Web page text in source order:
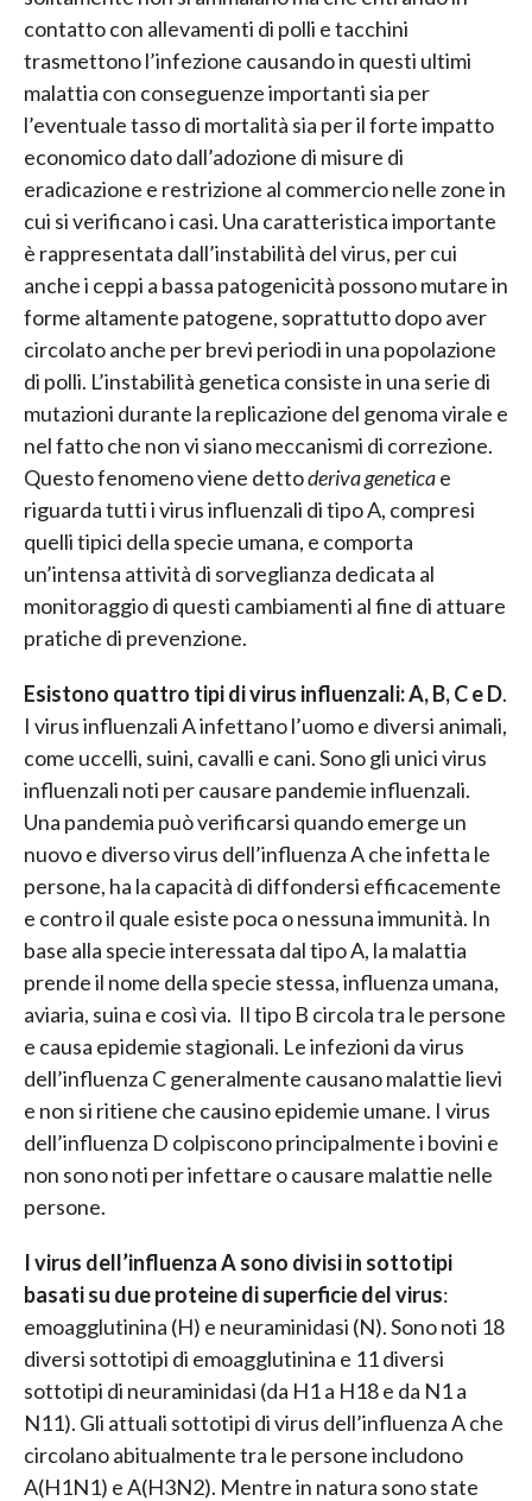
contatto con allevamenti di polli e tacchini
trasmettono l’infezione causando in questi ultimi
malattia con conseguenze importanti sia per
l’eventuale tasso di mortalità sia per il forte impatto
economico dato dall’adozione di misure di
eradicazione e restrizione al commercio nelle zone in
cui si verificano i casi. Una caratteristica importante
è rappresentata dall’instabilità del virus, per cui
anche i ceppi a bassa patogenicità possono mutare in
forme altamente patogene, soprattutto dopo aver
circolato anche per brevi periodi in una popolazione
di polli. L’instabilità genetica consiste in una serie di
mutazioni durante la replicazione del genoma virale e
nel fatto che non vi siano meccanismi di correzione.
Questo fenomeno viene dettoderiva geneticae
riguarda tutti i virus influenzali di tipo A, compresi
quelli tipici della specie umana, e comporta
un’intensa attività di sorveglianza dedicata al
monitoraggio di questi cambiamenti al fine di attuare
pratiche di prevenzione.
Esistono quattro tipi di virus influenzali: A, B, C e D.
I virus influenzali A infettano l’uomo e diversi animali,
come uccelli, suini, cavalli e cani. Sono gli unici virus
influenzali noti per causare pandemie influenzali.
Una pandemia può verificarsi quando emerge un
nuovo e diverso virus dell’influenza A che infetta le
persone, ha la capacità di diffondersi efficacemente
e contro il quale esiste poca o nessuna immunità. In
base alla specie interessata dal tipo A, la malattia
prende il nome della specie stessa, influenza umana,
aviaria, suina e così via. Il tipo B circola tra le persone
e causa epidemie stagionali. Le infezioni da virus
dell’influenza C generalmente causano malattie lievi
e non si ritiene che causino epidemie umane. I virus
dell’influenza D colpiscono principalmente i bovini e
non sono noti per infettare o causare malattie nelle
persone.
I virus dell’influenza A sono divisi in sottotipi
basati su due proteine di superficie del virus:
emoagglutinina (H) e neuraminidasi (N). Sono noti 18
diversi sottotipi di emoagglutinina e 11 diversi
sottotipi di neuraminidasi (da H1 a H18 e da N1 a
N11). Gli attuali sottotipi di virus dell’influenza A che
circolano abitualmente tra le persone includono
A(H1N1) e A(H3N2). Mentre in natura sono state